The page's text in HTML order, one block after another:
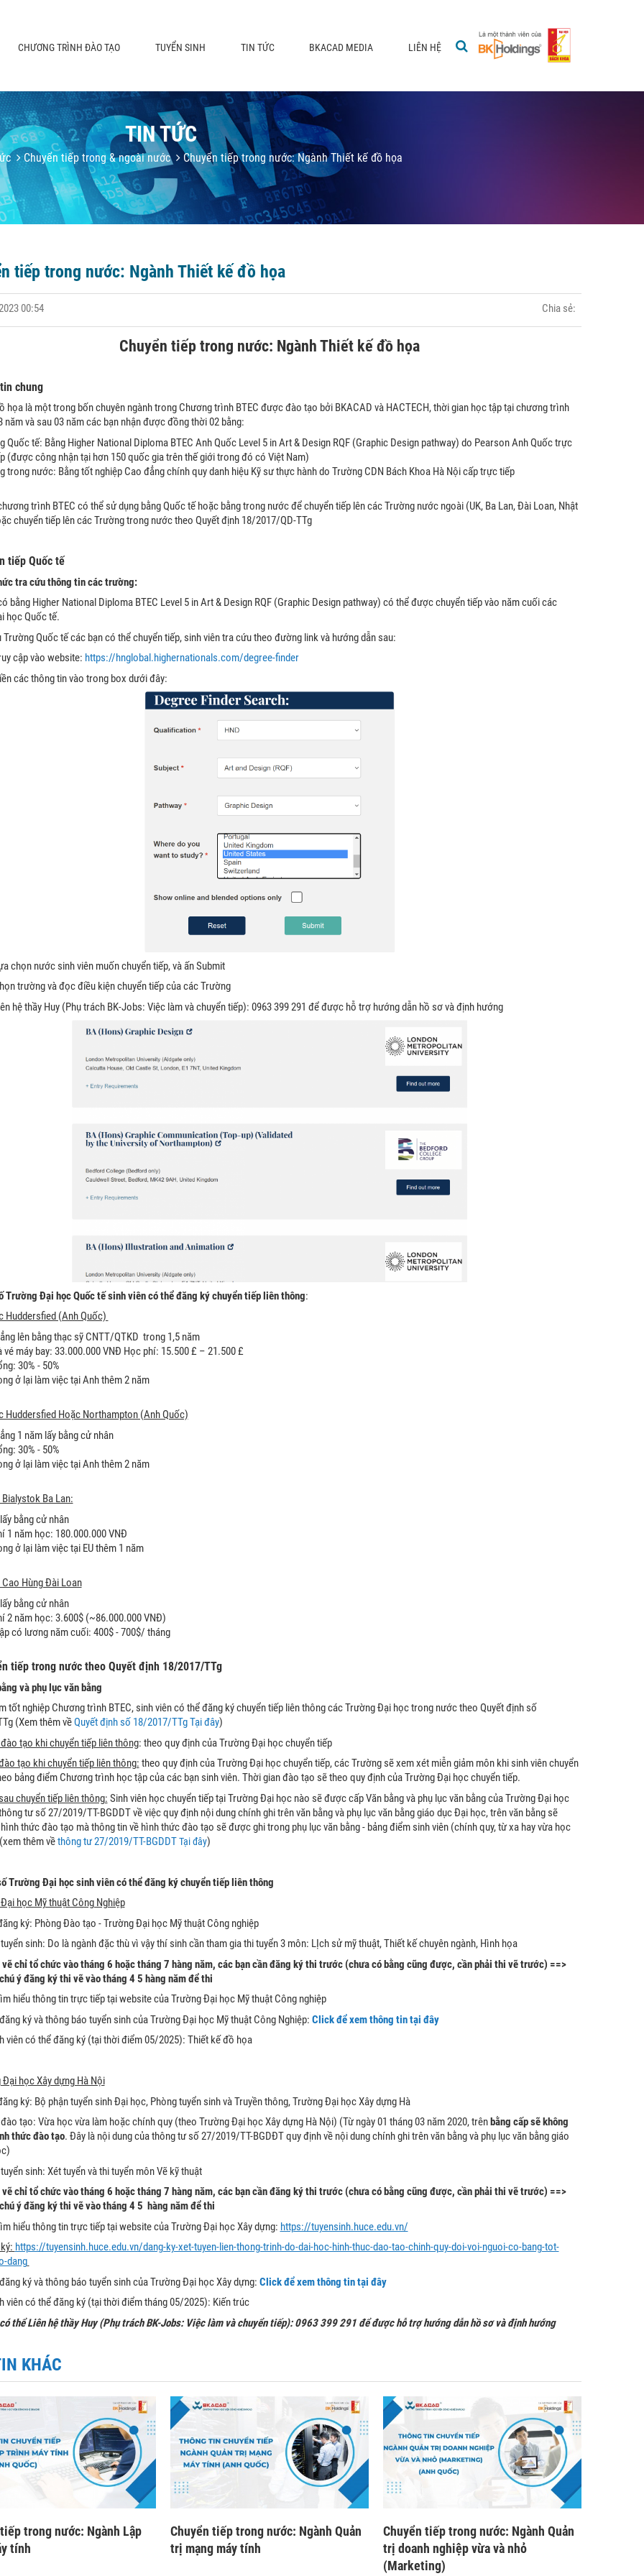
CHƯƠNG TRÌNH ĐÀO TẠO TUYỂN SINH TIN TỨC BKACAD MEDIA LIÊN HỆ
TIN TỨC
Chuyển tiếp trong & ngoài nước Chuyển tiếp trong nước: Ngành Thiết kế đồ họa
tiếp trong nước: Ngành Thiết kế đồ họa
00:54 Chia sẻ:
Chuyển tiếp trong nước: Ngành Thiết kế đồ họa
chung
họa là một trong bốn chuyên ngành trong Chương trình BTEC được đào tạo bởi BKACAD và HACTECH, thời gian học tập tại chương trình
năm và sau 03 năm các bạn nhận được đồng thời 02 bằng:
Quốc tế: Bằng Higher National Diploma BTEC Anh Quốc Level 5 in Art & Design RQF (Graphic Design pathway) do Pearson Anh Quốc trực
(được công nhận tại hơn 150 quốc gia trên thế giới trong đó có Việt Nam)
trong nước: Bằng tốt nghiệp Cao đẳng chính quy danh hiệu Kỹ sư thực hành do Trường CDN Bách Khoa Hà Nội cấp trực tiếp
trình BTEC có thể sử dụng bằng Quốc tế hoặc bằng trong nước để chuyển tiếp lên các Trường nước ngoài (UK, Ba Lan, Đài Loan, Nhật
chuyển tiếp lên các Trường trong nước theo Quyết định 18/2017/QD-TTg
tiếp Quốc tế
tra cứu thông tin các trường:
bằng Higher National Diploma BTEC Level 5 in Art & Design RQF (Graphic Design pathway) có thể được chuyển tiếp vào năm cuối các
học Quốc tế.
Quốc tế các bạn có thể chuyển tiếp, sinh viên tra cứu theo đường link và hướng dẫn sau:
cập vào website: https://hnglobal.highernationals.com/degree-finder
các thông tin vào trong box dưới đây:
chọn nước sinh viên muốn chuyển tiếp, và ấn Submit
trường và đọc điều kiện chuyển tiếp của các Trường
hệ thầy Huy (Phụ trách BK-Jobs: Việc làm và chuyển tiếp): 0963 399 291 để được hỗ trợ hướng dẫn hồ sơ và định hướng
Trường Đại học Quốc tế sinh viên có thể đăng ký chuyển tiếp liên thông:
Huddersfied (Anh Quốc)
lên bằng thạc sỹ CNTT/QTKD trong 1,5 năm
vé máy bay: 33.000.000 VNĐ Học phí: 15.500 £ – 21.500 £
30% - 50%
ở lại làm việc tại Anh thêm 2 năm
Huddersfied Hoặc Northampton (Anh Quốc)
1 năm lấy bằng cử nhân
30% - 50%
ở lại làm việc tại Anh thêm 2 năm
Ba Lan:
bằng cử nhân
1 năm học: 180.000.000 VNĐ
ở lại làm việc tại EU thêm 1 năm
Hùng Đài Loan
bằng cử nhân
2 năm học: 3.600$ (~86.000.000 VNĐ)
có lương năm cuối: 400$ - 700$/ tháng
tiếp trong nước theo Quyết định 18/2017/TTg
và phụ lục văn bằng
tốt nghiệp Chương trình BTEC, sinh viên có thể đăng ký chuyển tiếp liên thông các Trường Đại học trong nước theo Quyết định số
(Xem thêm vềQuyết định số 18/2017/TTg Tại đây)
tạo khi chuyển tiếp liên thông: theo quy định của Trường Đại học chuyển tiếp
tạo khi chuyển tiếp liên thông: theo quy định của Trường Đại học chuyển tiếp, các Trường sẽ xem xét miễn giảm môn khi sinh viên chuyển
bảng điểm Chương trình học tập của các bạn sinh viên. Thời gian đào tạo sẽ theo quy định của Trường Đại học chuyển tiếp.
chuyển tiếp liên thông: Sinh viên học chuyển tiếp tại Trường Đại học nào sẽ được cấp Văn bằng và phụ lục văn bằng của Trường Đại học
tư số 27/2019/TT-BGDDT về việc quy định nội dung chính ghi trên văn bằng và phụ lục văn bằng giáo dục Đại học, trên văn bằng sẽ
thức đào tạo mà thông tin về hình thức đào tạo sẽ được ghi trong phụ lục văn bằng - bảng điểm sinh viên (chính quy, từ xa hay vừa học
thêm vềthông tư 27/2019/TT-BGDDTTại đây)
Trường Đại học sinh viên có thể đăng ký chuyển tiếp liên thông
học Mỹ thuật Công Nghiệp
ký: Phòng Đào tạo - Trường Đại học Mỹ thuật Công nghiệp
sinh: Do là ngành đặc thù vì vậy thí sinh cần tham gia thi tuyển 3 môn: LỊch sử mỹ thuật, Thiết kế chuyên ngành, Hình họa
chỉ tổ chức vào tháng 6 hoặc tháng 7 hàng năm, các bạn cần đăng ký thi trước (chưa có bằng cũng được, cần phải thi vẽ trước) ==>
ý đăng ký thi vẽ vào tháng 4 5 hàng năm để thi
hiểu thông tin trực tiếp tại website của Trường Đại học Mỹ thuật Công nghiệp
ký và thông báo tuyển sinh của Trường Đại học Mỹ thuật Công Nghiệp: Click để xem thông tin tại đây
viên có thể đăng ký (tại thời điểm 05/2025): Thiết kế đồ họa
học Xây dựng Hà Nội
ký: Bộ phận tuyển sinh Đại học, Phòng tuyển sinh và Truyền thông, Trường Đại học Xây dựng Hà
tạo: Vừa học vừa làm hoặc chính quy (theo Trường Đại học Xây dựng Hà Nội) (Từ ngày 01 tháng 03 năm 2020, trênbằng cấp sẽ không
thức đào tạo. Đây là nội dung của thông tư số 27/2019/TT-BGDĐT quy định về nội dung chính ghi trên văn bằng và phụ lục văn bằng giáo
sinh: Xét tuyển và thi tuyển môn Vẽ kỹ thuật
chỉ tổ chức vào tháng 6 hoặc tháng 7 hàng năm, các bạn cần đăng ký thi trước (chưa có bằng cũng được, cần phải thi vẽ trước) ==>
ý đăng ký thi vẽ vào tháng 4 5 hàng năm để thi
hiểu thông tin trực tiếp tại website của Trường Đại học Xây dựng: https://tuyensinh.huce.edu.vn/
https://tuyensinh.huce.edu.vn/dang-ky-xet-tuyen-lien-thong-trinh-do-dai-hoc-hinh-thuc-dao-tao-chinh-quy-doi-voi-nguoi-co-bang-tot-
dang
ký và thông báo tuyển sinh của Trường Đại học Xây dựng: Click để xem thông tin tại đây
viên có thể đăng ký (tại thời điểm tháng 05/2025): Kiến trúc
thể Liên hệ thầy Huy (Phụ trách BK-Jobs: Việc làm và chuyển tiếp): 0963 399 291 để được hỗ trợ hướng dẫn hồ sơ và định hướng
KHÁC
trong nước: Ngành Lập
tính
Chuyển tiếp trong nước: Ngành Quản
trị mạng máy tính
Chuyển tiếp trong nước: Ngành Quản
trị doanh nghiệp vừa và nhỏ
(Marketing)